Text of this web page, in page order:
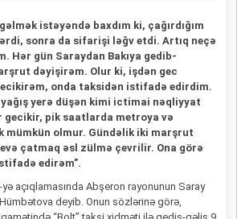
istəyəndə baxdım ki, çağırdığım
sonra da sifarişi ləğv etdi. Artıq neçə
Hər gün Saraydan Bakıya gedib-
dəyişirəm. Olur ki, işdən gec
onda taksidən istifadə edirdim.
yerə düşən kimi ictimai nəqliyyat
pik saatlarda metroya və
mümkün olmur. Gündəlik iki marşrut
çatmaq əsl zülmə çevrilir. Ona görə
edirəm”.
açıqlamasında Abşeron rayonunun Saray
deyib. Onun sözlərinə görə,